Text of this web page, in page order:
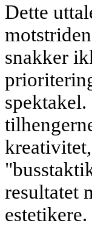
Dette
snakker
resultatet
estetikere.